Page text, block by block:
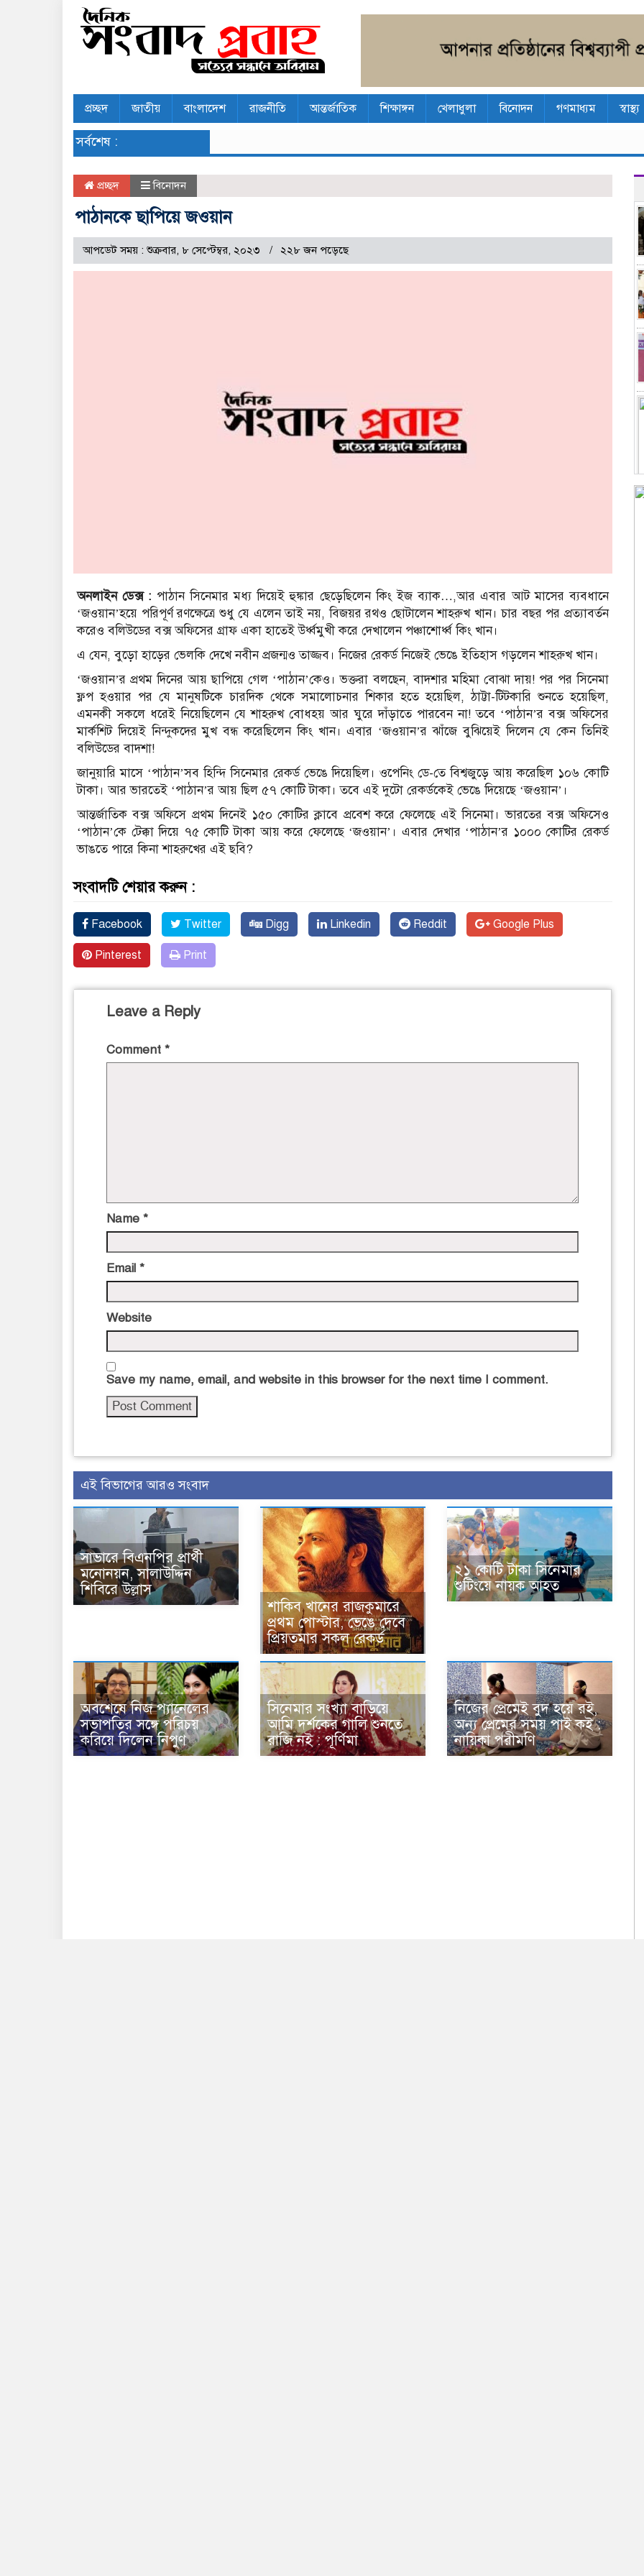
প্রচ্ছদ জাতীয় বাংলাদেশ রাজনীতি আন্তর্জাতিক শিক্ষাঙ্গন খেলাধুলা বিনোদন গণমাধ্যম স্বাস্থ্য
সর্বশেষ :
প্রচ্ছদ বিনোদন
পাঠানকে ছাপিয়ে জওয়ান
আপডেট সময় : শুক্রবার, ৮ সেপ্টেম্বর, ২০২৩ ২২৮ জন পড়েছে
অনলাইন ডেক্স : পাঠান সিনেমার মধ্য দিয়েই হুঙ্কার ছেড়েছিলেন কিং ইজ ব্যাক…,আর এবার আট মাসের ব্যবধানে
‘জওয়ান’হয়ে পরিপূর্ণ রণক্ষেত্রে শুধু যে এলেন তাই নয়, বিজয়র রথও ছোটালেন শাহরুখ খান। চার বছর পর প্রত্যাবর্তন
করেও বলিউডের বক্স অফিসের গ্রাফ একা হাতেই উর্ধ্বমুখী করে দেখালেন পঞ্চাশোর্ধ্ব কিং খান।
এ যেন, বুড়ো হাড়ের ভেলকি দেখে নবীন প্রজন্মও তাজ্জব। নিজের রেকর্ড নিজেই ভেঙে ইতিহাস গড়লেন শাহরুখ খান।
‘জওয়ান’র প্রথম দিনের আয় ছাপিয়ে গেল ‘পাঠান’কেও। ভক্তরা বলছেন, বাদশার মহিমা বোঝা দায়! পর পর সিনেমা
ফ্লপ হওয়ার পর যে মানুষটিকে চারদিক থেকে সমালোচনার শিকার হতে হয়েছিল, ঠাট্টা-টিটকারি শুনতে হয়েছিল,
এমনকী সকলে ধরেই নিয়েছিলেন যে শাহরুখ বোধহয় আর ঘুরে দাঁড়াতে পারবেন না! তবে ‘পাঠান’র বক্স অফিসের
মার্কশিট দিয়েই নিন্দুকদের মুখ বন্ধ করেছিলেন কিং খান। এবার ‘জওয়ান’র ঝাঁজে বুঝিয়েই দিলেন যে কেন তিনিই
বলিউডের বাদশা!
জানুয়ারি মাসে ‘পাঠান’সব হিন্দি সিনেমার রেকর্ড ভেঙে দিয়েছিল। ওপেনিং ডে-তে বিশ্বজুড়ে আয় করেছিল ১০৬ কোটি
টাকা। আর ভারতেই ‘পাঠান’র আয় ছিল ৫৭ কোটি টাকা। তবে এই দুটো রেকর্ডকেই ভেঙে দিয়েছে ‘জওয়ান’।
আন্তর্জাতিক বক্স অফিসে প্রথম দিনেই ১৫০ কোটির ক্লাবে প্রবেশ করে ফেলেছে এই সিনেমা। ভারতের বক্স অফিসেও
‘পাঠান’কে টেক্কা দিয়ে ৭৫ কোটি টাকা আয় করে ফেলেছে ‘জওয়ান’। এবার দেখার ‘পাঠান’র ১০০০ কোটির রেকর্ড
ভাঙতে পারে কিনা শাহরুখের এই ছবি?
সংবাদটি শেয়ার করুন :
Facebook Twitter Digg Linkedin Reddit Google Plus
Pinterest Print
Leave a Reply
Comment *
Name *
Email *
Website
Save my name, email, and website in this browser for the next time I comment.
এই বিভাগের আরও সংবাদ
সাভারে বিএনপির প্রার্থী
মনোনয়ন, সালাউদ্দিন
শিবিরে উল্লাস
শাকিব খানের রাজকুমারে
প্রথম পোস্টার, ভেঙে দেবে
প্রিয়তমার সকল রেকর্ড
২১ কোটি টাকা সিনেমার
শুটিংয়ে নায়ক আহত
অবশেষে নিজ প্যানেলের
সভাপতির সঙ্গে পরিচয়
করিয়ে দিলেন নিপুণ
সিনেমার সংখ্যা বাড়িয়ে
আমি দর্শকের গালি শুনতে
রাজি নই : পূর্ণিমা
নিজের প্রেমেই বুদ হয়ে রই,
অন্য প্রেমের সময় পাই কই :
নায়িকা পরীমণি